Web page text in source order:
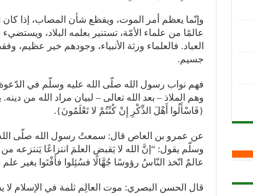
وإنّما يعظم أمر الموت، ويفظع شأن المصاب، إذا كان
عالمًا من علماء الأمّة، تستنير بعلمه البلاد، ويستضيء
العباد. فالعلماء ورثة الأنبياء، وجودهم خير عظيم،
جسيم.
فهم نواب رسول الله صلّى الله عليه وسلّم في الدّعوة
وهم الملاذ – بعد الله تعالى – لبيان مراد الله من
{فَاسْأَلُوا أَهْلَ الذِّكْرِ إِنْ كُنْتُمْ لا تَعْلَمُونَ}.
عن عمرو بن العاص قال: سمعتُ رسول الله صلّى
وسلّم يقول: “إنَّ الله لا يَقبض العلمَ انتزاعًا يَنتزعه
عالمٌ اتّخذ النّاسُ رؤوسًا جُهَّالًا فسُئِلوا فأفْتَوا بغير
قال الحسن البصري: موت العالِم ثلمة في الإسلام لا